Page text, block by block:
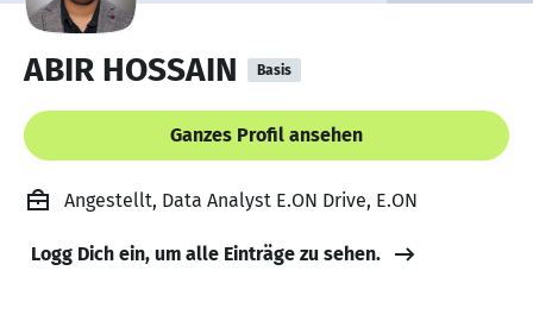
ABIR HOSSAIN Basis
Ganzes Profil ansehen
Angestellt, Data Analyst E.ON Drive, E.ON
Logg Dich ein, um alle Einträge zu sehen.